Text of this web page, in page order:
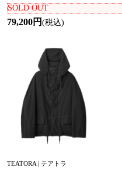
SOLD OUT
79,200円 (税込)
TEATORA | テアトラ